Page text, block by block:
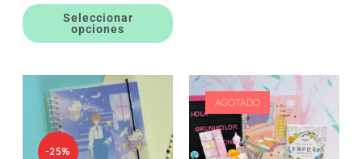
Seleccionar
opciones
-25%
AGOTADO